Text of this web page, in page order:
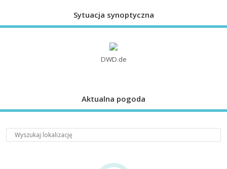
Sytuacja synoptyczna
DWD.de
Aktualna pogoda